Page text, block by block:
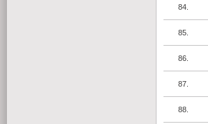
84.
85.
86.
87.
88.